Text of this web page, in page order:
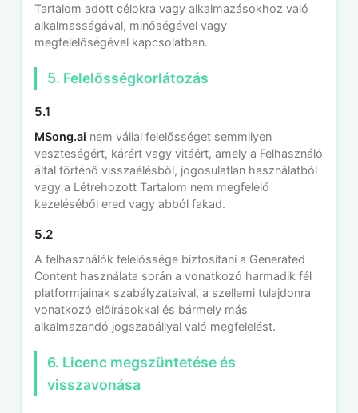
Tartalom adott célokra vagy alkalmazásokhoz való
alkalmasságával, minőségével vagy
megfelelőségével kapcsolatban.
5. Felelősségkorlátozás
5.1
MSong.ai nem vállal felelősséget semmilyen
veszteségért, kárért vagy vitáért, amely a Felhasználó
által történő visszaélésből, jogosulatlan használatból
vagy a Létrehozott Tartalom nem megfelelő
kezeléséből ered vagy abból fakad.
5.2
A felhasználók felelőssége biztosítani a Generated
Content használata során a vonatkozó harmadik fél
platformjainak szabályzataival, a szellemi tulajdonra
vonatkozó előírásokkal és bármely más
alkalmazandó jogszabállyal való megfelelést.
6. Licenc megszüntetése és
visszavonása